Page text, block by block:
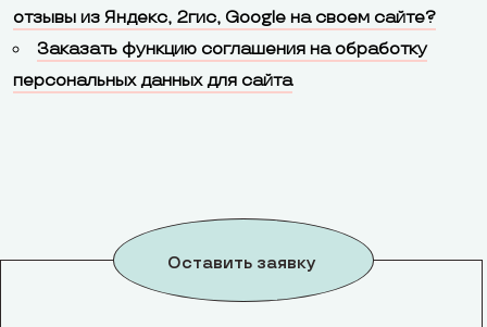
отзывы из Яндекс, 2гис, Google на своем сайте?
Заказать функцию соглашения на обработку
персональных данных для сайта
Оставить заявку